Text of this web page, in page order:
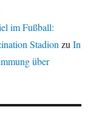
im Fußball:
Stadion zuIn
über